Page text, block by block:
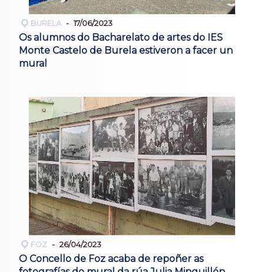
BURELA 17/06/2023
Os alumnos do Bacharelato de artes do IES
Monte Castelo de Burela estiveron a facer un
mural
FOZ 26/04/2023
O Concello de Foz acaba de repoñer as